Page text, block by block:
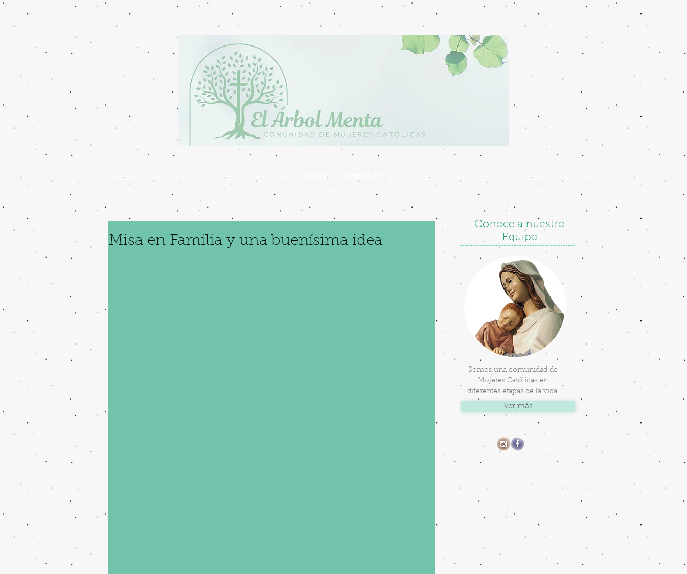
Misa en Familia y una buenísima idea
Conoce a nuestro
Equipo
Somos una comunidad de
Mujeres Católicas en
diferentes etapas de la vida.
Ver más